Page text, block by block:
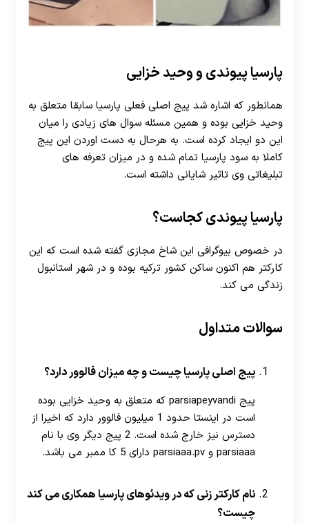
پارسیا پیوندی و وحید خزایی
همانطور که اشاره شد پیج اصلی فعلی پارسیا سابقا متعلق به
وحید خزایی بوده و همین مسئله سوال های زیادی را میان
این دو ایجاد کرده است. به هرحال به دست اوردن این پیج
کاملا به سود پارسیا تمام شده و در میزان تعرفه های
تبلیغاتی وی تاثیر شایانی داشته است.
پارسیا پیوندی کجاست؟
در خصوص بیوگرافی این شاخ مجازی گفته شده است که این
کارکتر هم اکنون ساکن کشور ترکیه بوده و در شهر استانبول
زندگی می کند.
سوالات متداول
پیج اصلی پارسیا چیست و چه میزان فالوور دارد؟
پیج parsiapeyvandi که متعلق به وحید خزایی بوده
است در اینستا حدود 1 میلیون فالوور دارد که اخیرا از
دسترس نیز خارج شده است. 2 پیج دیگر وی با نام
parsiaaa و parsiaaa.pv دارای 5 کا ممبر می باشد.
نام کارکتر زنی که در ویدئوهای پارسیا همکاری می کند
چیست؟